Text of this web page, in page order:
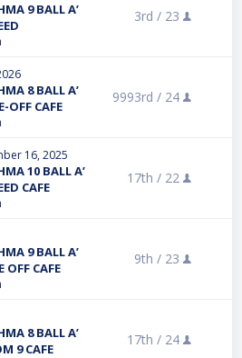
9 BALL A’
3rd / 23
8 BALL A’
CAFE
9993rd / 24
16, 2025
10 BALL A’
CAFE
17th / 22
9 BALL A’
CAFE
9th / 23
8 BALL A’
9 CAFE
17th / 24